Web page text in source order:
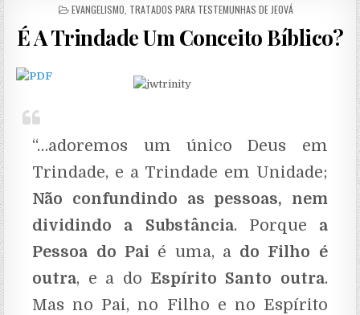
POSTED IN
EVANGELISMO TRATADOS PARA TESTEMUNHAS DE JEOVÁ
É A Trindade Um Conceito Bíblico?
“…adoremos um único Deus em
Trindade, e a Trindade em Unidade;
Não confundindo as pessoas, nem
dividindo a Substância. Porque a
Pessoa do Pai é uma, a do Filho é
outra, e a do Espírito Santo outra.
Mas no Pai, no Filho e no Espírito